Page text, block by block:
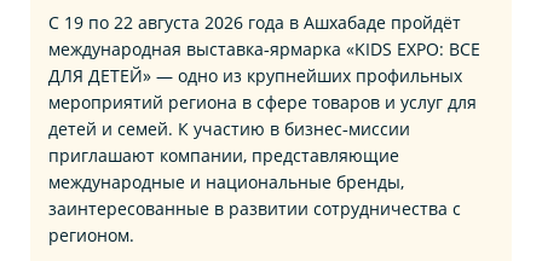
С 19 по 22 августа 2026 года в Ашхабаде пройдёт
международная выставка‑ярмарка «KIDS EXPO: ВСЕ
ДЛЯ ДЕТЕЙ» — одно из крупнейших профильных
мероприятий региона в сфере товаров и услуг для
детей и семей. К участию в бизнес‑миссии
приглашают компании, представляющие
международные и национальные бренды,
заинтересованные в развитии сотрудничества с
регионом.